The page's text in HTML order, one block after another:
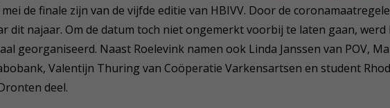
de finale zijn van de vijfde editie van HBIVV. Door de
dit najaar. Om de datum toch niet ongemerkt voorbij te laten gaan, werd
georganiseerd. Naast Roelevink namen ook Linda Janssen van POV,
Valentijn Thuring van Coöperatie Varkensartsen en student
deel.